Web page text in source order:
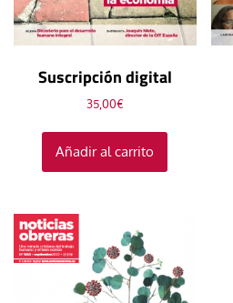
Suscripción digital
35,00€
Añadir al carrito